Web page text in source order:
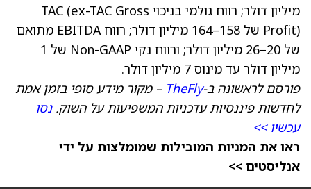
מיליון דולר; רווח גולמי בניכוי TAC (ex-TAC Gross
Profit) של 158–164 מיליון דולר; רווח EBITDA מתואם
של 20–26 מיליון דולר; ורווח נקי Non-GAAP של
1
מיליון דולר עד מינוס 7 מיליון דולר.
פורסם לראשונה ב-TheFly – מקור מידע סופי בזמן אמת
לחדשות פיננסיות עדכניות המשפיעות על השוק.נסו
עכשיו >>
ראו את המניות המובילות שמומלצות על ידי
אנליסטים >>